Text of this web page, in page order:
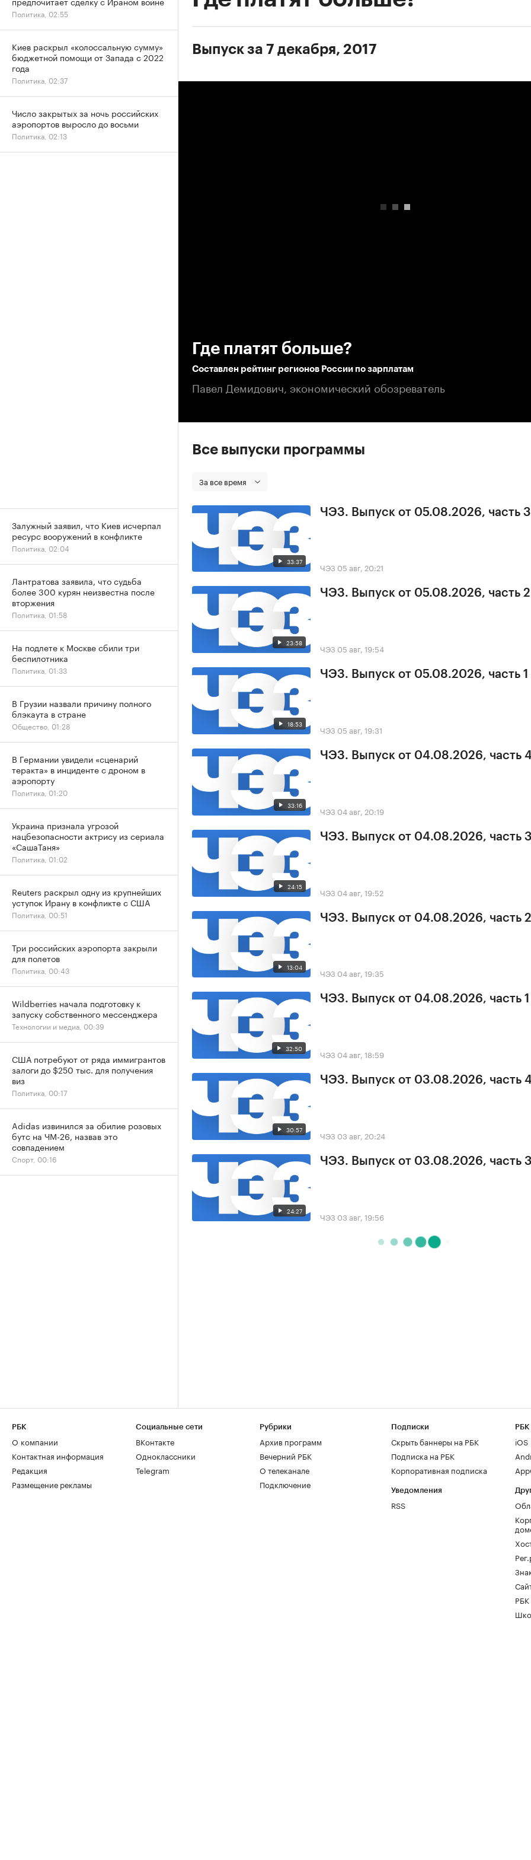
Выпуск за 7 декабря, 2017
Где платят больше?
Составлен рейтинг регионов России по зарплатам
Павел Демидович, экономический обозреватель
Все выпуски программы
За все время
33:37
ЧЭЗ. Выпуск от 05.08.2026, часть 3
ЧЭЗ 05 авг, 20:21
23:58
ЧЭЗ. Выпуск от 05.08.2026, часть 2
ЧЭЗ 05 авг, 19:54
18:53
ЧЭЗ. Выпуск от 05.08.2026, часть 1
ЧЭЗ 05 авг, 19:31
33:16
ЧЭЗ. Выпуск от 04.08.2026, часть
ЧЭЗ 04 авг, 20:19
24:15
ЧЭЗ. Выпуск от 04.08.2026, часть
ЧЭЗ 04 авг, 19:52
13:04
ЧЭЗ. Выпуск от 04.08.2026, часть 2
ЧЭЗ 04 авг, 19:35
32:50
ЧЭЗ. Выпуск от 04.08.2026, часть 1
ЧЭЗ 04 авг, 18:59
30:57
ЧЭЗ. Выпуск от 03.08.2026, часть
ЧЭЗ 03 авг, 20:24
24:27
ЧЭЗ. Выпуск от 03.08.2026, часть
ЧЭЗ 03 авг, 19:56
Политика, 02:55
Киев раскрыл «колоссальную сумму»
бюджетной помощи от Запада с 2022
года
Политика, 02:37
Число закрытых за ночь российских
аэропортов выросло до восьми
Политика, 02:13
Залужный заявил, что Киев исчерпал
ресурс вооружений в конфликте
Политика, 02:04
Лантратова заявила, что судьба
более 300 курян неизвестна после
вторжения
Политика, 01:58
На подлете к Москве сбили три
беспилотника
Политика, 01:33
В Грузии назвали причину полного
блэкаута в стране
Общество, 01:28
В Германии увидели «сценарий
теракта» в инциденте с дроном в
аэропорту
Политика, 01:20
Украина признала угрозой
нацбезопасности актрису из сериала
«СашаТаня»
Политика, 01:02
Reuters раскрыл одну из крупнейших
уступок Ирану в конфликте с США
Политика, 00:51
Три российских аэропорта закрыли
для полетов
Политика, 00:43
Wildberries начала подготовку к
запуску собственного мессенджера
Технологии и медиа, 00:39
США потребуют от ряда иммигрантов
залоги до $250 тыс. для получения
виз
Политика, 00:17
Adidas извинился за обилие розовых
бутс на ЧМ-26, назвав это
совпадением
Спорт, 00:16
РБК
О компании
Контактная информация
Редакция
Размещение рекламы
Социальные сети
ВКонтакте
Одноклассники
Telegram
Рубрики
Архив программ
Вечерний РБК
О телеканале
Подключение
Подписки
Скрыть баннеры на РБК
Подписка на РБК
Корпоративная подписка
Уведомления
RSS
РБК
iOS